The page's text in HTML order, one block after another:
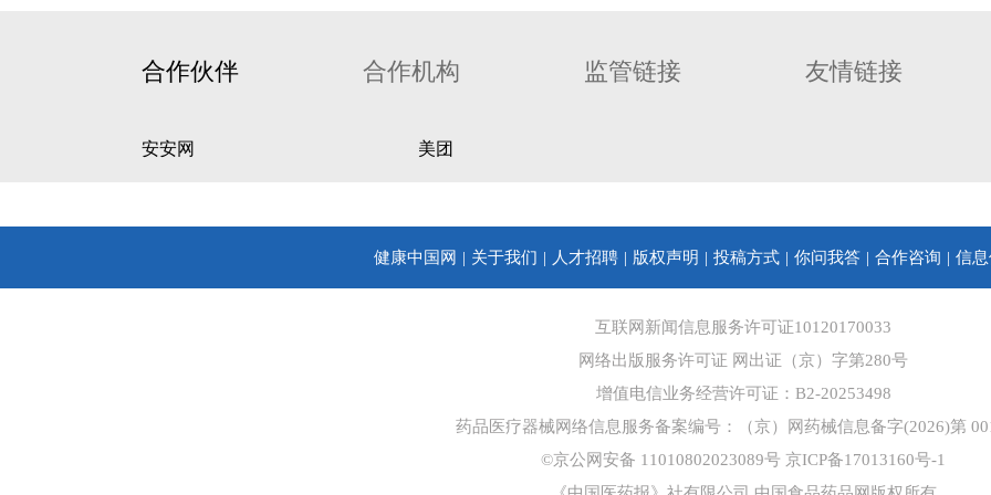
合作伙伴 合作机构 监管链接 友情链接
安安网 美团
健康中国网 关于我们 人才招聘 版权声明 投稿方式 你问我答 合作咨询 信
互联网新闻信息服务许可证10120170033
网络出版服务许可证 网出证（京）字第280号
增值电信业务经营许可证：B2-20253498
药品医疗器械网络信息服务备案编号：（京）网药械信息备字(2026)第
©京公网安备 11010802023089号 京ICP备17013160号-1